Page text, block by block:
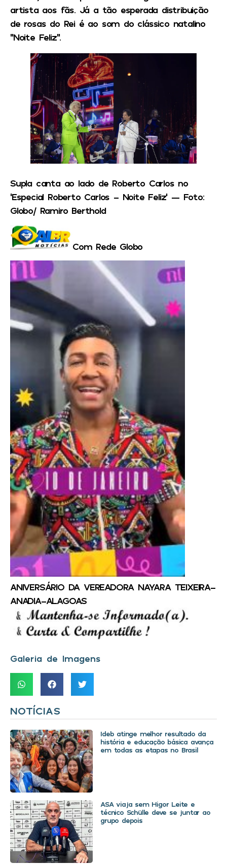
artista aos fãs. Já a tão esperada distribuição
de rosas do Rei é ao som do clássico natalino
“Noite Feliz”.
Supla canta ao lado de Roberto Carlos no
‘Especial Roberto Carlos – Noite Feliz’ — Foto:
Globo/ Ramiro Berthold
Com Rede Globo
ANIVERSÁRIO DA VEREADORA NAYARA TEIXEIRA-
ANADIA-ALAGOAS
Galeria de Imagens
NOTÍCIAS
Ideb atinge melhor resultado da
história e educação básica avança
em todas as etapas no Brasil
ASA viaja sem Higor Leite e
técnico Schülle deve se juntar ao
grupo depois